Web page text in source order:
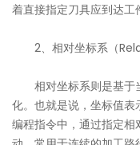
着直接指定刀具应到达工
2、相对坐标系（
相对坐标系则是基于
化。也就是说，坐标值
编程指令中，通过指定